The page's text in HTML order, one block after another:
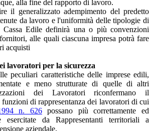
alla fine del rapporto di lavoro.
il generalizzato adempimento del predetto
da lavoro e l'uniformità delle tipologie di
Edile definirà una o più convenzioni
alle quali ciascuna impresa potrà fare
acquisti
lavoratori per la sicurezza
peculiari caratteristiche delle imprese edili,
e meno strutturate di quelle di altri
dei Lavoratori riconfermano il
di rappresentanza dei lavoratori di cui
n. 626possano più correttamente ed
esercitate da Rappresentanti territoriali a
aziendale.